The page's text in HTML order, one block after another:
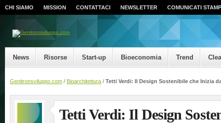
CHI SIAMO MISSION CONTATTACI NEWSLETTER COMUNICATI
News Risorse Start-up Bioeconomia Trend
Genitronsviluppo.com / Bioarchitettura / Tetti Verdi: Il Design Sostenibile che Inizia
Tetti Verdi: Il Design